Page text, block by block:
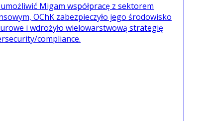
Migam współpracę z sektorem
OChK zabezpieczyło jego środowisko
i wdrożyło wielowarstwową strategię
compliance.